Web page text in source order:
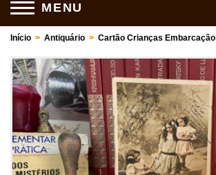
MENU
Início > Antiquário > Cartão Crianças Embarcação